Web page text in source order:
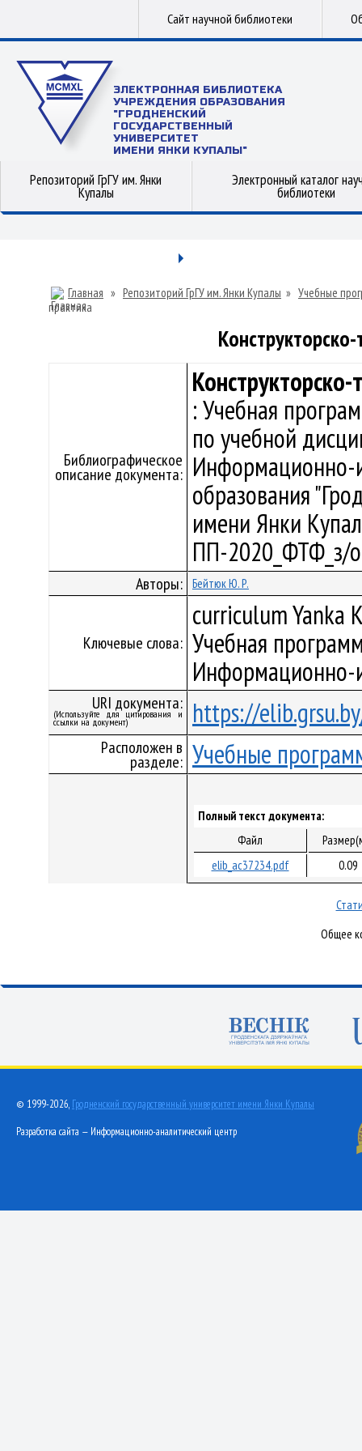
Сайт научной библиотеки
ЭЛЕКТРОННАЯ БИБЛИОТЕКА
УЧРЕЖДЕНИЯ ОБРАЗОВАНИЯ
"ГРОДНЕНСКИЙ
ГОСУДАРСТВЕННЫЙ
УНИВЕРСИТЕТ
ИМЕНИ ЯНКИ КУПАЛЫ"
Репозиторий ГрГУ им. Янки
Купалы
Электронный каталог
библиотеки
Главная » Репозиторий ГрГУ им. Янки Купалы » Учебные
практика
Библиографическое
описание документа:
Конструкторско-
: Учебная
по учебной
Информационно-
образования
имени Янки
ПП-2020_ФТФ_з/
Авторы: Бейтюк Ю. Р.
Ключевые слова:
curriculum Yanka
Учебная
Информационно-
URI документа:
(Используйте для цитирования и
ссылки на документ) https://
Расположен в
разделе: Учебные
Полный текст документа:
Файл
elib_ac37234.pdf
0.09
Общее
© 1999-2026, Гродненский государственный университет имени Янки Купалы
Разработка сайта — Информационно-аналитический центр